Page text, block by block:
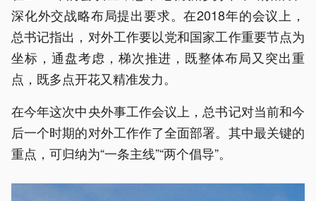
深化外交战略布局提出要求。在2018年的会议上，
总书记指出，对外工作要以党和国家工作重要节点为
坐标，通盘考虑，梯次推进，既整体布局又突出重
点，既多点开花又精准发力。
在今年这次中央外事工作会议上，总书记对当前和今
后一个时期的对外工作作了全面部署。其中最关键的
重点，可归纳为“一条主线”“两个倡导”。